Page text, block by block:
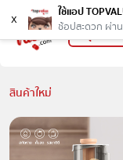
x
ใช้แอป
ช้อปสะดวก ผ่า
สินค้าใหม่